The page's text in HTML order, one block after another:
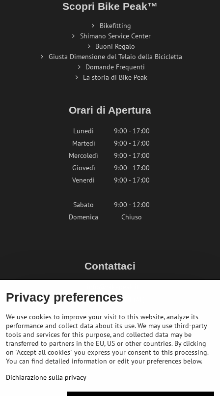
Scopri Bike Peak™
Bikefitting
Shimano Service Center
Buoni Regalo
Giusta Dimensione del Telaio della Bicicletta
Domande Frequenti
La storia di Bike Peak
Orari di Apertura
Lunedì
9:00 - 17:00
Martedì
9:00 - 17:00
Mercoledì
9:00 - 17:00
Giovedì
9:00 - 17:00
Venerdì
9:00 - 17:00
Sabato
9:00 - 12:00
Domenica
Chiuso
Contattaci
+436764858804 (AT)
Privacy preferences
We use cookies to improve your visit to this website, analyze its
performance and collect data about its use. We may use third-party
tools and services for this purpose, and collected data may be
transferred to partners in the EU, US or other countries. By clicking
on "Accept all cookies" you express your consent to this processing.
You can find detailed information or edit your preferences below.
Dichiarazione sulla privacy